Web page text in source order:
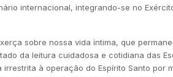
internacional, integrando-se no
sobre nossa vida íntima, que
da leitura cuidadosa e cotidiana das
à operação do Espírito Santo por